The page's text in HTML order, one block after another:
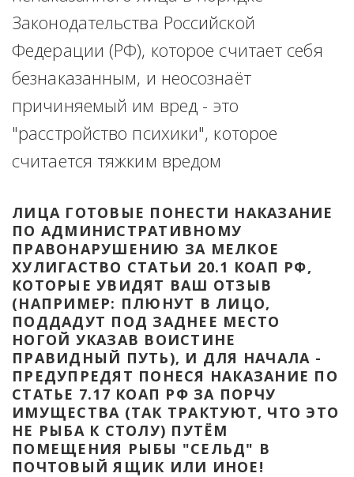
Законодательства Российской
Федерации (РФ), которое считает себя
безнаказанным, и неосознаёт
причиняемый им вред - это
"расстройство психики", которое
считается тяжким вредом
ЛИЦА ГОТОВЫЕ ПОНЕСТИ НАКАЗАНИЕ
ПО АДМИНИСТРАТИВНОМУ
ПРАВОНАРУШЕНИЮ ЗА МЕЛКОЕ
ХУЛИГАСТВО СТАТЬИ 20.1 КОАП РФ,
КОТОРЫЕ УВИДЯТ ВАШ ОТЗЫВ
(НАПРИМЕР: ПЛЮНУТ В ЛИЦО,
ПОДДАДУТ ПОД ЗАДНЕЕ МЕСТО
НОГОЙ УКАЗАВ ВОИСТИНЕ
ПРАВИДНЫЙ ПУТЬ), И ДЛЯ НАЧАЛА -
ПРЕДУПРЕДЯТ ПОНЕСЯ НАКАЗАНИЕ ПО
СТАТЬЕ 7.17 КОАП РФ ЗА ПОРЧУ
ИМУЩЕСТВА (ТАК ТРАКТУЮТ, ЧТО ЭТО
НЕ РЫБА К СТОЛУ) ПУТЁМ
ПОМЕЩЕНИЯ РЫБЫ "СЕЛЬД" В
ПОЧТОВЫЙ ЯЩИК ИЛИ ИНОЕ!